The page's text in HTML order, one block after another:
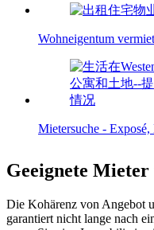
Wohneigentum
Mietersuche -
Geeignete Mieter
Die Kohärenz von Angebot
garantiert nicht lange nach